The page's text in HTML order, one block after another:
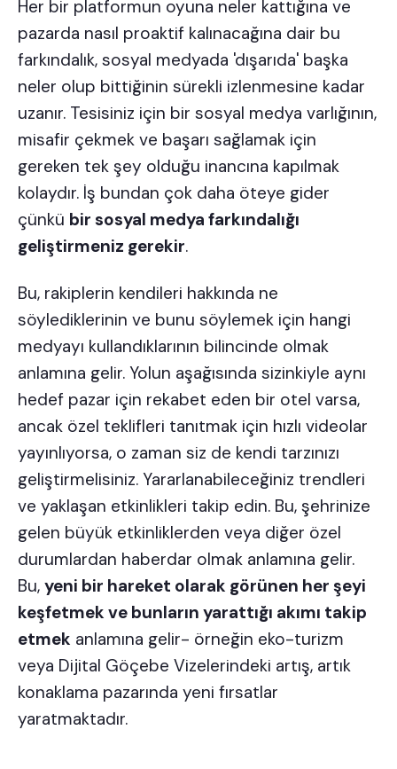
Her bir platformun oyuna neler kattığına ve
pazarda nasıl proaktif kalınacağına dair bu
farkındalık, sosyal medyada 'dışarıda' başka
neler olup bittiğinin sürekli izlenmesine kadar
uzanır. Tesisiniz için bir sosyal medya varlığının,
misafir çekmek ve başarı sağlamak için
gereken tek şey olduğu inancına kapılmak
kolaydır. İş bundan çok daha öteye gider
çünkü bir sosyal medya farkındalığı
geliştirmeniz gerekir.
Bu, rakiplerin kendileri hakkında ne
söylediklerinin ve bunu söylemek için hangi
medyayı kullandıklarının bilincinde olmak
anlamına gelir. Yolun aşağısında sizinkiyle aynı
hedef pazar için rekabet eden bir otel varsa,
ancak özel teklifleri tanıtmak için hızlı videolar
yayınlıyorsa, o zaman siz de kendi tarzınızı
geliştirmelisiniz. Yararlanabileceğiniz trendleri
ve yaklaşan etkinlikleri takip edin. Bu, şehrinize
gelen büyük etkinliklerden veya diğer özel
durumlardan haberdar olmak anlamına gelir.
Bu, yeni bir hareket olarak görünen her şeyi
keşfetmek ve bunların yarattığı akımı takip
etmek anlamına gelir- örneğin eko-turizm
veya Dijital Göçebe Vizelerindeki artış, artık
konaklama pazarında yeni fırsatlar
yaratmaktadır.